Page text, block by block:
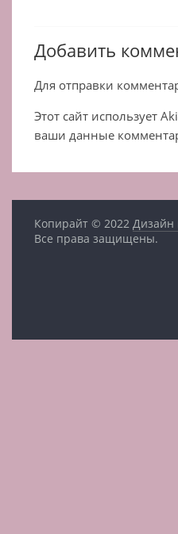
Добавить
Для отправки
Этот сайт использует
ваши данные
Копирайт © 2022Дизайн
Все права защищены.